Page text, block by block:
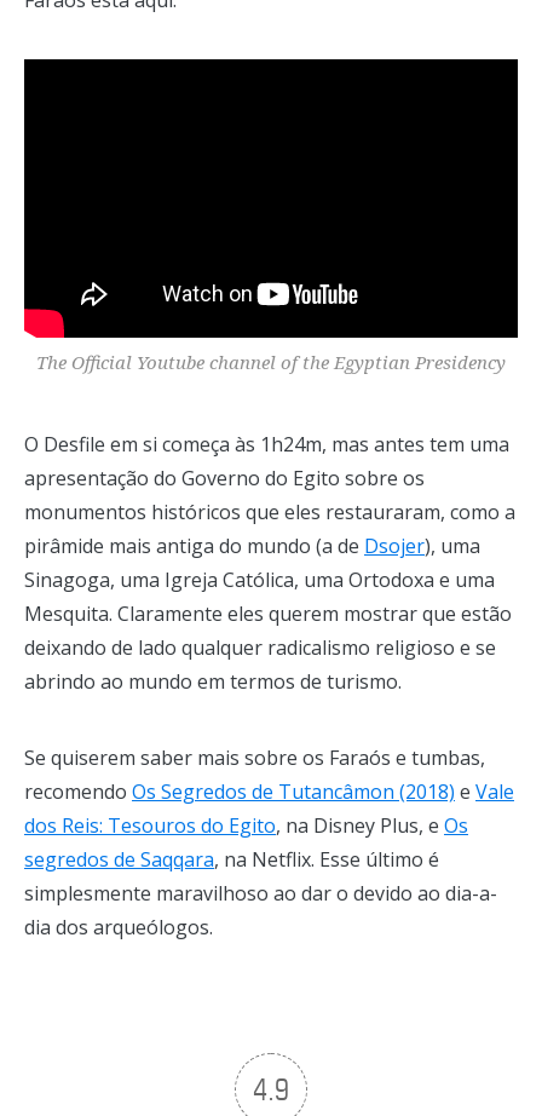
The Official Youtube channel of the Egyptian Presidency
O Desfile em si começa às 1h24m, mas antes tem uma
apresentação do Governo do Egito sobre os
monumentos históricos que eles restauraram, como a
pirâmide mais antiga do mundo (a de Dsojer), uma
Sinagoga, uma Igreja Católica, uma Ortodoxa e uma
Mesquita. Claramente eles querem mostrar que estão
deixando de lado qualquer radicalismo religioso e se
abrindo ao mundo em termos de turismo.
Se quiserem saber mais sobre os Faraós e tumbas,
recomendo Os Segredos de Tutancâmon (2018) e Vale
dos Reis: Tesouros do Egito, na Disney Plus, e Os
segredos de Saqqara, na Netflix. Esse último é
simplesmente maravilhoso ao dar o devido ao dia-a-
dia dos arqueólogos.
4.9